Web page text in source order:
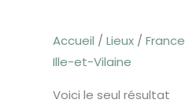
Accueil /Lieux /France
Ille-et-Vilaine
Voici le seul résultat